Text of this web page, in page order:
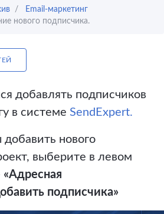
Email-маркетинг
нового подписчика.
добавлять подписчиков
в системе SendExpert.
нового
выберите в левом
«Адресная
подписчика»